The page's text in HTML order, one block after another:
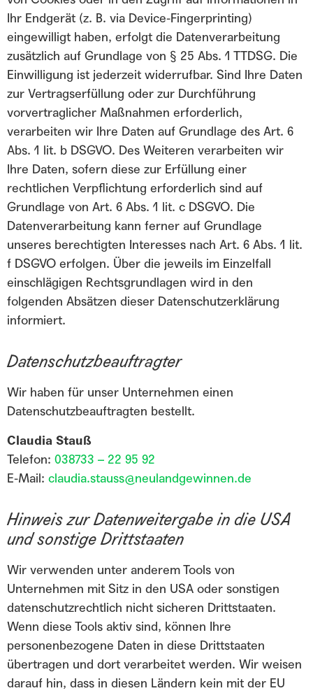
Ihr Endgerät (z. B. via Device-Fingerprinting)
eingewilligt haben, erfolgt die Datenverarbeitung
zusätzlich auf Grundlage von § 25 Abs. 1 TTDSG. Die
Einwilligung ist jederzeit widerrufbar. Sind Ihre Daten
zur Vertragserfüllung oder zur Durchführung
vorvertraglicher Maßnahmen erforderlich,
verarbeiten wir Ihre Daten auf Grundlage des Art. 6
Abs. 1 lit. b DSGVO. Des Weiteren verarbeiten wir
Ihre Daten, sofern diese zur Erfüllung einer
rechtlichen Verpflichtung erforderlich sind auf
Grundlage von Art. 6 Abs. 1 lit. c DSGVO. Die
Datenverarbeitung kann ferner auf Grundlage
unseres berechtigten Interesses nach Art. 6 Abs. 1 lit.
f DSGVO erfolgen. Über die jeweils im Einzelfall
einschlägigen Rechtsgrundlagen wird in den
folgenden Absätzen dieser Datenschutzerklärung
informiert.
Datenschutzbeauftragter
Wir haben für unser Unternehmen einen
Datenschutzbeauftragten bestellt.
Claudia Stauß
Telefon: 038733 – 22 95 92
E-Mail: claudia.stauss@neulandgewinnen.de
Hinweis zur Datenweitergabe in die USA
und sonstige Drittstaaten
Wir verwenden unter anderem Tools von
Unternehmen mit Sitz in den USA oder sonstigen
datenschutzrechtlich nicht sicheren Drittstaaten.
Wenn diese Tools aktiv sind, können Ihre
personenbezogene Daten in diese Drittstaaten
übertragen und dort verarbeitet werden. Wir weisen
darauf hin, dass in diesen Ländern kein mit der EU